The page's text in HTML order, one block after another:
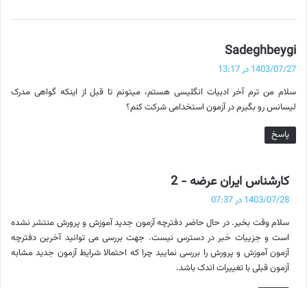
Sadeghbeygi
ف
:
1403/07/27 در 13:17
سلام من ترم آخر ادبیات انگلیسی هستم، میتونم تا قبل از اینکه گواهی مدرک
لیسانس رو بگیرم در آزمون استخدامی شرکت کنم؟
پاسخ
کارشناس ایران عرضه - 2
:
1403/07/28 در 07:37
سلام وقت بخیر. در حال حاضر دفترچه آزمون جدید آموزش و پرورش منتشر نشده
است و جزییات خبر در دسترس نیست. جهت بررسی می توانید آخرین دفترچه
آزمون آموزش و پرورش را بررسی نمایید چرا که احتمالا شرایط آزمون جدید مشابه
آزمون قبلی با تغییرات اندک باشد.